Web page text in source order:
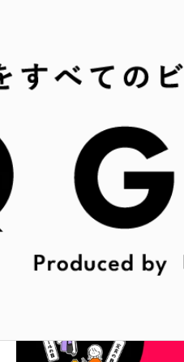
ホーム 9月21日の今日は何の日？
9月21日の
広報・PR担当者の皆さまの
できるような情報をお届け